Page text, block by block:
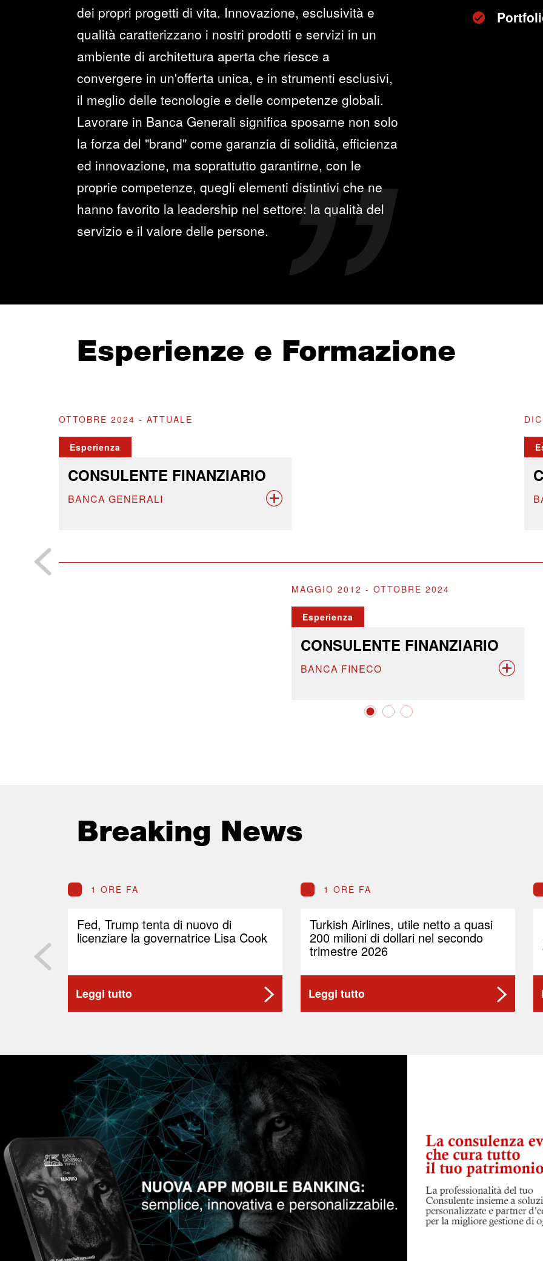
dei propri progetti di vita. Innovazione, esclusività e
qualità caratterizzano i nostri prodotti e servizi in un
ambiente di architettura aperta che riesce a
convergere in un'offerta unica, e in strumenti esclusivi,
il meglio delle tecnologie e delle competenze globali.
Lavorare in Banca Generali significa sposarne non solo
la forza del "brand" come garanzia di solidità, efficienza
ed innovazione, ma soprattutto garantirne, con le
proprie competenze, quegli elementi distintivi che ne
hanno favorito la leadership nel settore: la qualità del
servizio e il valore delle persone.
Esperienze e Formazione
OTTOBRE 2024 - ATTUALE
Esperienza
CONSULENTE FINANZIARIO
BANCA GENERALI
MAGGIO 2012 - OTTOBRE 2024
Esperienza
CONSULENTE FINANZIARIO
BANCA FINECO
Breaking News
1 ORE FA
Fed, Trump tenta di nuovo di
licenziare la governatrice Lisa Cook
Leggi tutto
1 ORE FA
Turkish Airlines, utile netto a quasi
200 milioni di dollari nel secondo
trimestre 2026
Leggi tutto